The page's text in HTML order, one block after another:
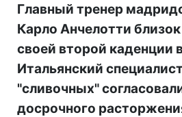
Главный тренер
Карло Анчелотти
своей второй каденции
Итальянский
"сливочных"
досрочного